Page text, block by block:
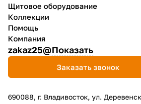
Щитовое оборудование
Коллекции
Помощь
Компания
zakaz25@Показать
Заказать звонок
690088, г. Владивосток, yл.